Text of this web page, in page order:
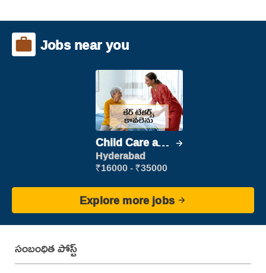
Jobs near you
Child Care and
Patient care
Hyderabad
₹16000 - ₹35000
Explore more jobs
సంబంధిత పోస్ట్